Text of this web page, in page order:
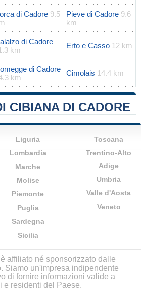
di Cadore 9.5
Pieve di Cadore 9.6
km
di Cadore
km
Erto e Casso 12 km
di Cadore
km
Cimolais 14.4 km
CIBIANA DI CADORE
Liguria
Lombardia
Marche
Molise
Piemonte
Puglia
Sardegna
Sicilia
Toscana
Trentino-Alto
Adige
Umbria
Valle d'Aosta
Veneto
è affiliato né sponsorizzato dalle
Siamo un'impresa indipendente
di fornire informazioni valide a
e residenti del Paese.